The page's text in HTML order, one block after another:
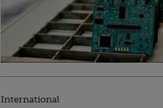
International